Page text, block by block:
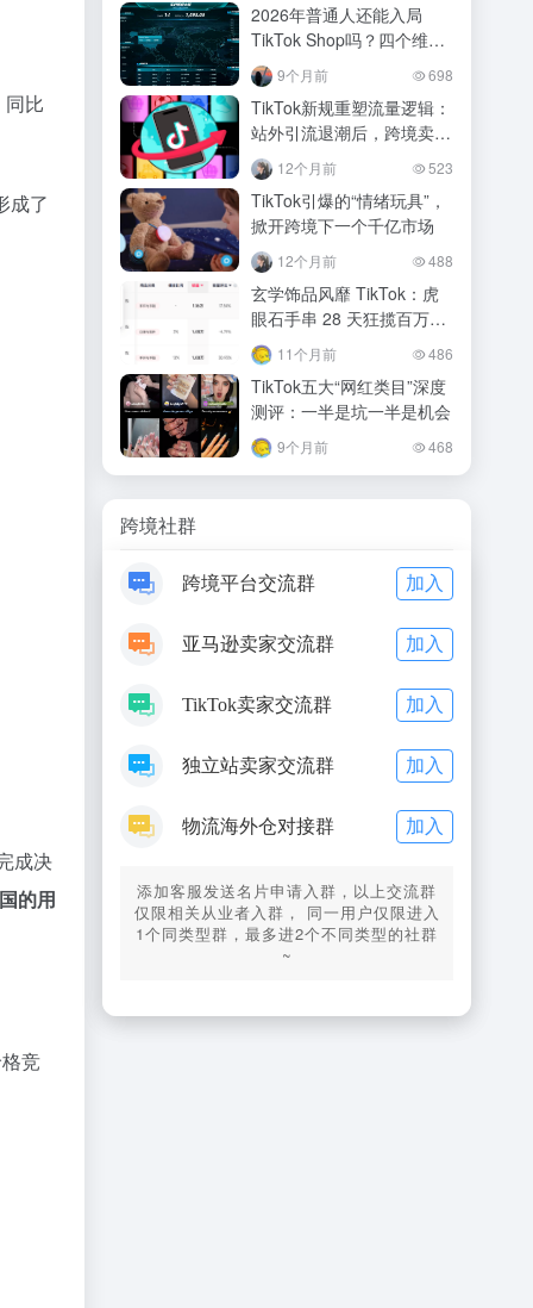
比
成了
成决
的用
竞
2026年普通人还能入局
TikTok Shop吗？四个维度
看清机遇与挑战
9个月前 698
TikTok新规重塑流量逻辑：
站外引流退潮后，跨境卖家
的闭环生存指南
12个月前 523
TikTok引爆的“情绪玩具”，
掀开跨境下一个千亿市场
12个月前 488
玄学饰品风靡 TikTok：虎
眼石手串 28 天狂揽百万，
跨境卖家的新机遇与挑战
11个月前 486
TikTok五大“网红类目”深度
测评：一半是坑一半是机会
9个月前 468
跨境社群
跨境平台交流群 加入
亚马逊卖家交流群 加入
TikTok卖家交流群 加入
独立站卖家交流群 加入
物流海外仓对接群 加入
添加客服发送名片申请入群，以上交流群
仅限相关从业者入群， 同一用户仅限进入
1个同类型群，最多进2个不同类型的社群
~